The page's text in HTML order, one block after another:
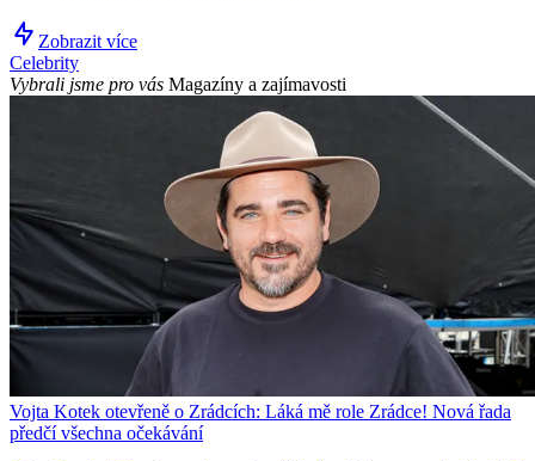
Zobrazit více
Celebrity
Vybrali jsme pro vás Magazíny a zajímavosti
Vojta Kotek otevřeně o Zrádcích: Láká mě role Zrádce! Nová řada
předčí všechna očekávání